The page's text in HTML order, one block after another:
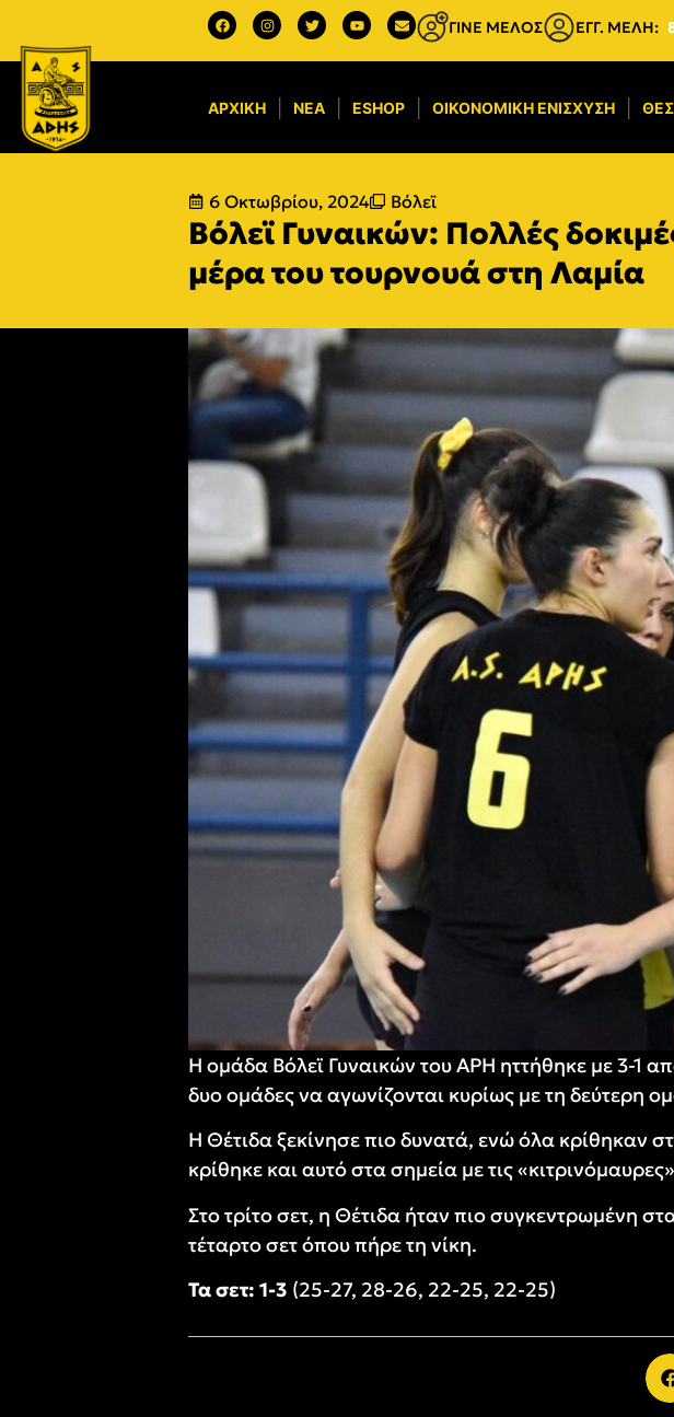
ΓΙΝΕ ΜΕΛΟΣ ΕΓΓ. ΜΕΛΗ:
ΑΡΧΙΚΉ ΝΈΑ ESHOP ΟΙΚΟΝΟΜΙΚΉ ΕΝΊΣΧΥΣΗ​
6 Οκτωβρίου, 2024 Βόλεϊ
Βόλεϊ Γυναικών: Πολλές
μέρα του τουρνουά στη Λαμία
Η ομάδα Βόλεϊ Γυναικών του ΑΡΗ ηττήθηκε με 3-1
δυο ομάδες να αγωνίζονται κυρίως με τη δεύτερη
Η Θέτιδα ξεκίνησε πιο δυνατά, ενώ όλα κρίθηκαν
κρίθηκε και αυτό στα σημεία με τις
Στο τρίτο σετ, η Θέτιδα ήταν πιο συγκεντρωμένη
τέταρτο σετ όπου πήρε τη νίκη.
Τα σετ: 1-3 (25-27, 28-26, 22-25, 22-25)